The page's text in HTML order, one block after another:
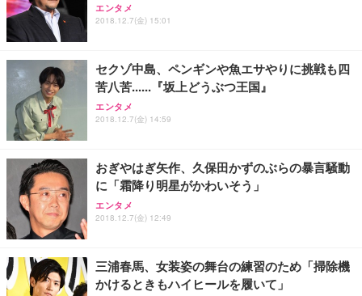
エンタメ
2018.12.7(金) 15:01
セクゾ中島、ペンギンや魚エサやりに挑戦も四
苦八苦......『坂上どうぶつ王国』
エンタメ
2018.12.7(金) 14:59
おぎやはぎ矢作、久保田かずのぶらの暴言騒動
に「霜降り明星がかわいそう」
エンタメ
2018.12.7(金) 12:49
三浦春馬、女装姿の舞台の練習のため「掃除機
かけるときもハイヒールを履いて」